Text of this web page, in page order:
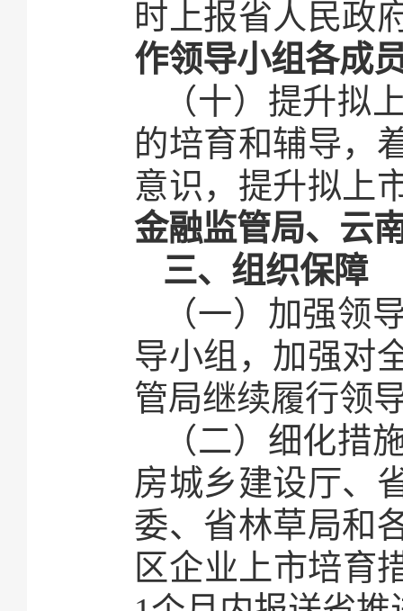
时上报省人民政
作领导小组各成
（十）提升拟
的培育和辅导，
意识，提升拟上
金融监管局、云
三、组织保障
（一）加强领
导小组，加强对
管局继续履行领
（二）细化措
房城乡建设厅、
委、省林草局和
区企业上市培育